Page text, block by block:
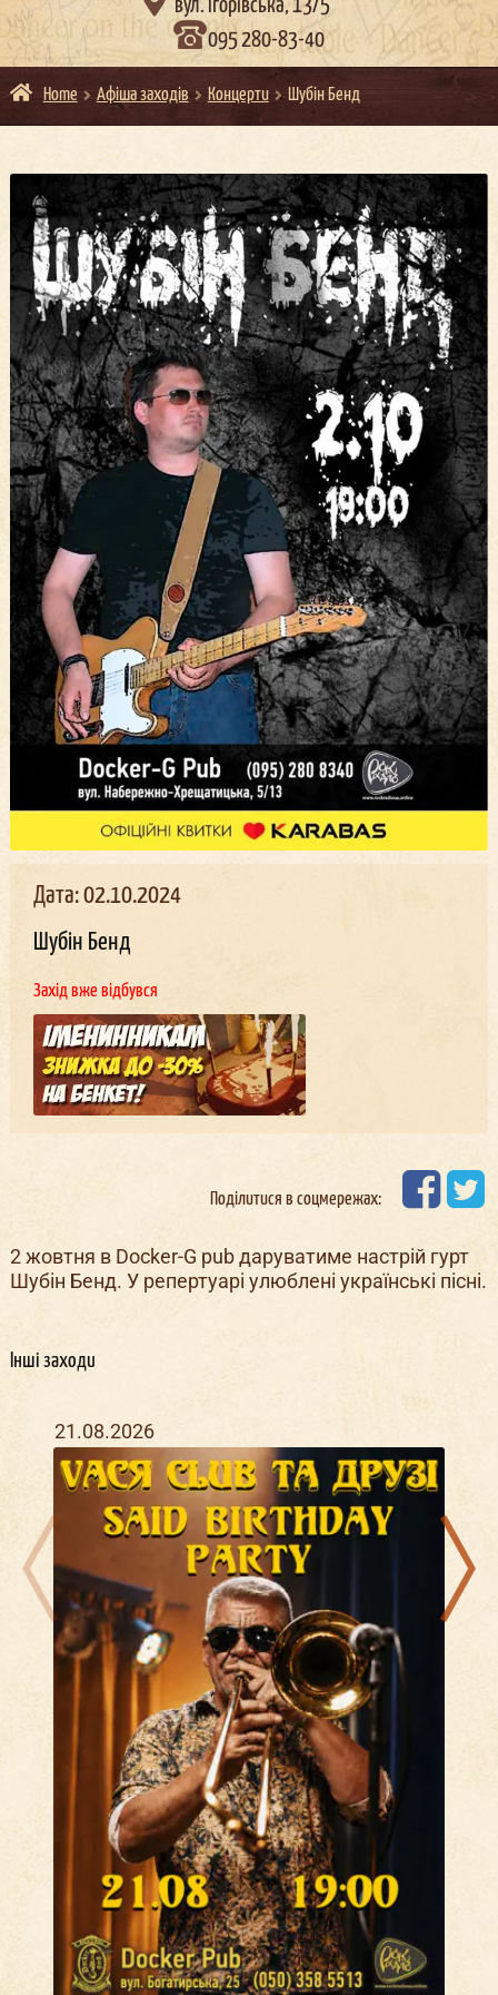
вул. Ігорівська, 13/5
095 280-83-40
Home Афіша заходів Концерти Шубін Бенд
Дата: 02.10.2024
Шубін Бенд
Захід вже відбувся
Поділитися в соцмережах:
2 жовтня в Docker-G pub даруватиме настрій гурт
Шубін Бенд. У репертуарі улюблені українські пісні.
Інші заходи
21.08.2026